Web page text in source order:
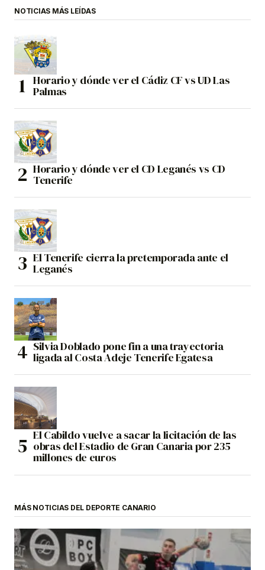
NOTICIAS MÁS LEÍDAS
Horario y dónde ver el Cádiz CF vs UD Las
Palmas
Horario y dónde ver el CD Leganés vs CD
Tenerife
El Tenerife cierra la pretemporada ante el
Leganés
Silvia Doblado pone fin a una trayectoria
ligada al Costa Adeje Tenerife Egatesa
El Cabildo vuelve a sacar la licitación de las
obras del Estadio de Gran Canaria por 235
millones de euros
MÁS NOTICIAS DEL DEPORTE CANARIO